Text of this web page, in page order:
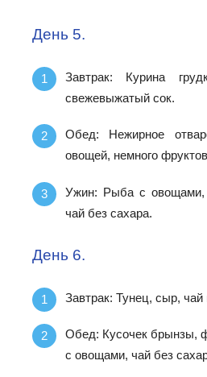
День 5.
Завтрак: Курина
свежевыжатый сок.
Обед: Нежирное
овощей, немного
Ужин: Рыба с овощами,
чай без сахара.
День 6.
Завтрак: Тунец, сыр,
Обед: Кусочек брынзы,
с овощами, чай без